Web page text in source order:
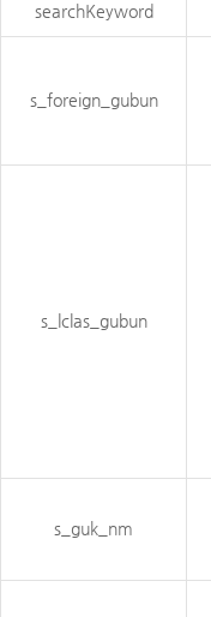
searchKeyword
s_foreign_gubun
s_lclas_gubun
s_guk_nm